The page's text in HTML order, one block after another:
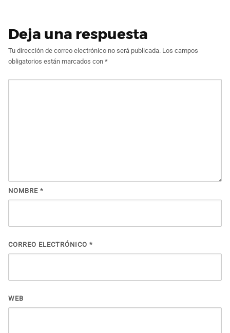
Deja una respuesta
Tu dirección de correo electrónico no será publicada. Los campos
obligatorios están marcados con *
NOMBRE *
CORREO ELECTRÓNICO *
WEB